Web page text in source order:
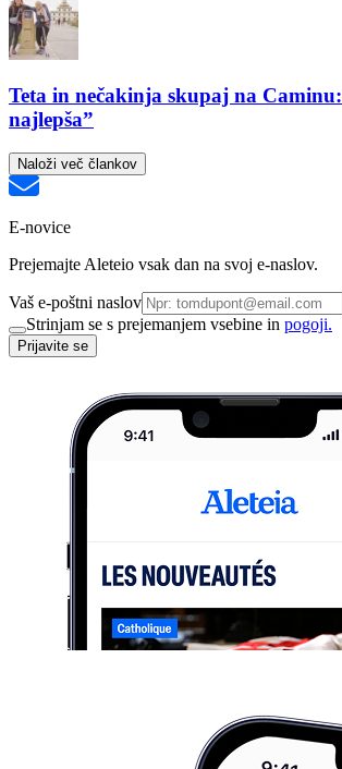
Teta in nečakinja skupaj na
najlepša”
Naloži več člankov
E-novice
Prejemajte Aleteio vsak dan na svoj e-naslov.
Vaš e-poštni naslov
Strinjam se s prejemanjem vsebine in pogoji.
Prijavite se